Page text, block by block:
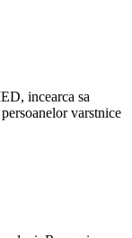
incearca sa
varstnice